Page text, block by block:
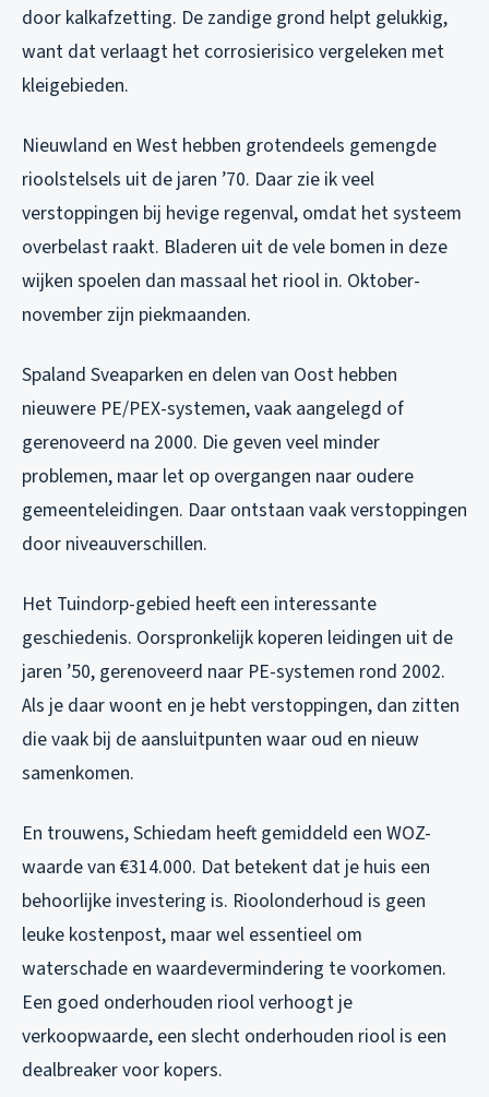
door kalkafzetting. De zandige grond helpt gelukkig,
want dat verlaagt het corrosierisico vergeleken met
kleigebieden.
Nieuwland en West hebben grotendeels gemengde
rioolstelsels uit de jaren ’70. Daar zie ik veel
verstoppingen bij hevige regenval, omdat het systeem
overbelast raakt. Bladeren uit de vele bomen in deze
wijken spoelen dan massaal het riool in. Oktober-
november zijn piekmaanden.
Spaland Sveaparken en delen van Oost hebben
nieuwere PE/PEX-systemen, vaak aangelegd of
gerenoveerd na 2000. Die geven veel minder
problemen, maar let op overgangen naar oudere
gemeenteleidingen. Daar ontstaan vaak verstoppingen
door niveauverschillen.
Het Tuindorp-gebied heeft een interessante
geschiedenis. Oorspronkelijk koperen leidingen uit de
jaren ’50, gerenoveerd naar PE-systemen rond 2002.
Als je daar woont en je hebt verstoppingen, dan zitten
die vaak bij de aansluitpunten waar oud en nieuw
samenkomen.
En trouwens, Schiedam heeft gemiddeld een WOZ-
waarde van €314.000. Dat betekent dat je huis een
behoorlijke investering is. Rioolonderhoud is geen
leuke kostenpost, maar wel essentieel om
waterschade en waardevermindering te voorkomen.
Een goed onderhouden riool verhoogt je
verkoopwaarde, een slecht onderhouden riool is een
dealbreaker voor kopers.